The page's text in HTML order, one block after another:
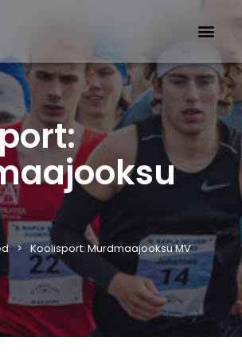
Koolisport: Murdmaajooksu MV